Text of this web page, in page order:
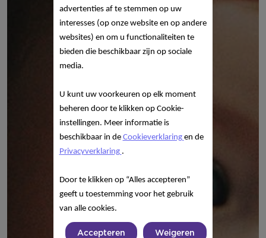
advertenties af te stemmen op uw
interesses (op onze website en op andere
websites) en om u functionaliteiten te
bieden die beschikbaar zijn op sociale
media.
U kunt uw voorkeuren op elk moment
beheren door te klikken op Cookie-
instellingen. Meer informatie is
beschikbaar in de Cookieverklaring en de
Privacyverklaring .
Door te klikken op “Alles accepteren”
geeft u toestemming voor het gebruik
van alle cookies.
Accepteren Weigeren